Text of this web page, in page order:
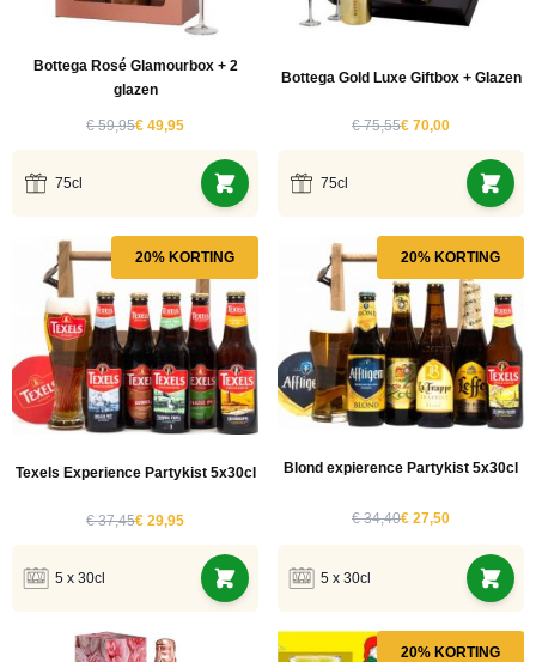
Bottega Rosé Glamourbox + 2
glazen
€ 59,95€ 49,95
75cl
Bottega Gold Luxe Giftbox + Glazen
€ 75,55€ 70,00
75cl
20% KORTING
Texels Experience Partykist 5x30cl
€ 37,45€ 29,95
5 x 30cl
20% KORTING
Blond expierence Partykist 5x30cl
€ 34,40€ 27,50
5 x 30cl
20% KORTING